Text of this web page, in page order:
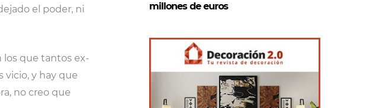
el poder, ni
los que tantos ex-
vicio, y hay que
no creo que
millones de euros